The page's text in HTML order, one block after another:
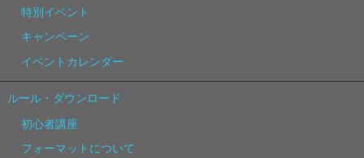
特別イベント
キャンペーン
イベントカレンダー
ルール・ダウンロード
初心者講座
フォーマットについて